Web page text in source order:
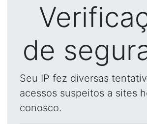
de
Seu IP fez diversas
acessos suspeitos a sites
conosco.